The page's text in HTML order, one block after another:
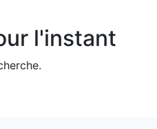
l'instant